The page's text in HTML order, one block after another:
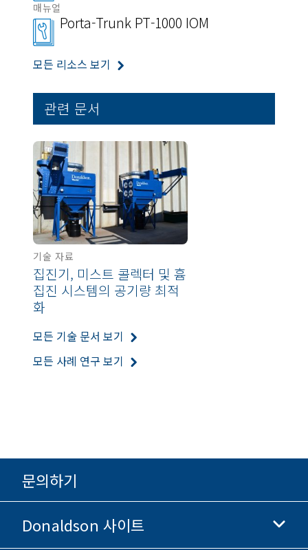
매뉴얼
Porta-Trunk PT-1000 IOM
모든 리소스 보기
관련 문서
기술 자료
집진기, 미스트 콜렉터 및 흄
집진 시스템의 공기량 최적
화
모든 기술 문서 보기
모든 사례 연구 보기
문의하기
Donaldson 사이트